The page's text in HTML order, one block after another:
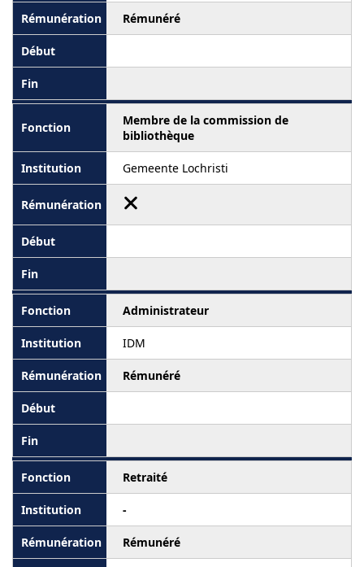
Rémunéré
Membre de la commission de
bibliothèque
Gemeente Lochristi
Administrateur
IDM
Rémunéré
Retraité
-
Rémunéré